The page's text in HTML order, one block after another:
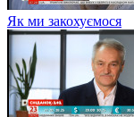
Як ми закохуємося